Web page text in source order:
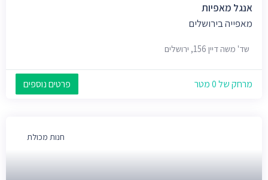
אנגל מאפיות
מאפייה בירושלים
שד' משה דיין 156, ירושלים
מרחק של 0 מטר פרטים נוספים
חנות מכולת